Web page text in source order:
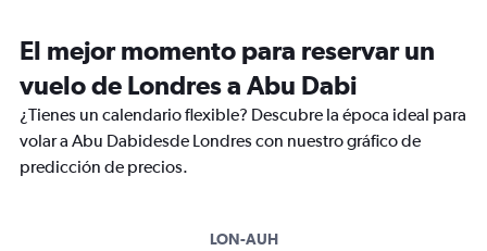
El mejor momento para reservar un
vuelo de Londres a Abu Dabi
¿Tienes un calendario flexible? Descubre la época ideal para
volar a Abu Dabidesde Londres con nuestro gráfico de
predicción de precios.
LON-AUH